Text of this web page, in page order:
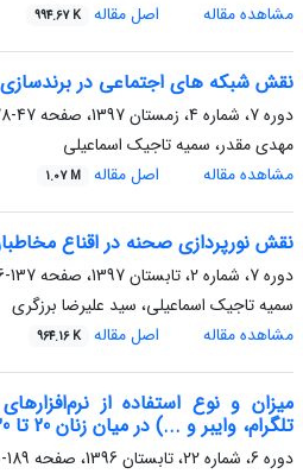
مشاهده مقاله
اصل مقاله 994.67 K
نقش شبکه های اجتماعی در برندسازی
دوره 7، شماره 4، زمستان 1397، صفحه
47-78
مهدی مقدر، سمیه تاجیک اسماعیلی
مشاهده مقاله
اصل مقاله 1.07 M
نقش نورپردازی صحنه در اقناع
دوره 7، شماره 2، تابستان 1397، صفحه
137-166
سمیه تاجیک اسماعیلی، سید علیرضا برزگری
مشاهده مقاله
اصل مقاله 964.16 K
میزان و نوع استفاده از
تلگرام، وایبر و ...) در میان زنان 20 تا 30 سال منطقه 5 تهران
دوره 6، شماره 22، تابستان 1396، صفحه
189-220